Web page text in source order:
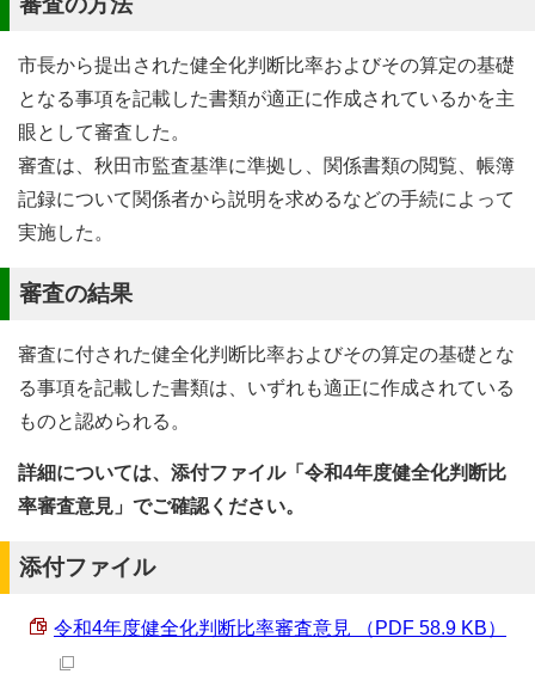
市長から提出された健全化判断比率およびその算定の基礎
となる事項を記載した書類が適正に作成されているかを主
眼として審査した。
審査は、秋田市監査基準に準拠し、関係書類の閲覧、帳簿
記録について関係者から説明を求めるなどの手続によって
実施した。
審査の結果
審査に付された健全化判断比率およびその算定の基礎とな
る事項を記載した書類は、いずれも適正に作成されている
ものと認められる。
詳細については、添付ファイル「令和4年度健全化判断比
率審査意見」でご確認ください。
添付ファイル
令和4年度健全化判断比率審査意見 （PDF 58.9 KB）